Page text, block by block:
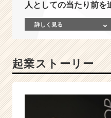
「人
間
力」
「現
力」
を
強
み
人としての当たり前を
詳しく見る
起業ストーリー